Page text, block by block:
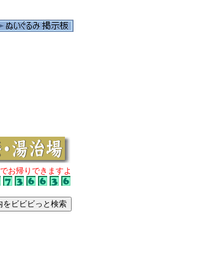
お帰りできますよ